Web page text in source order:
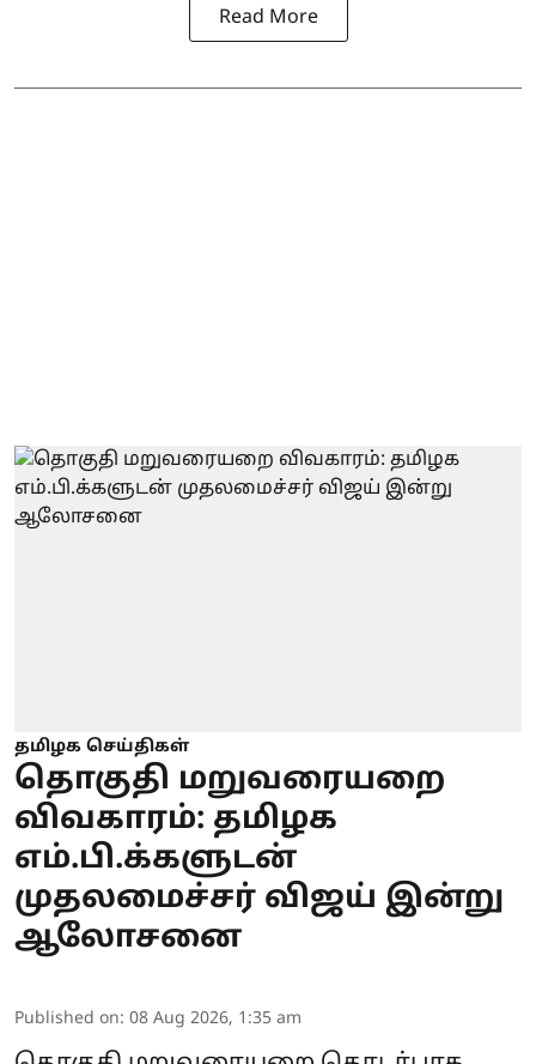
Read More
தமிழக செய்திகள்
தொகுதி மறுவரையறை
விவகாரம்: தமிழக
எம்.பி.க்களுடன்
முதலமைச்சர் விஜய் இன்று
ஆலோசனை
Published on: 08 Aug 2026, 1:35 am